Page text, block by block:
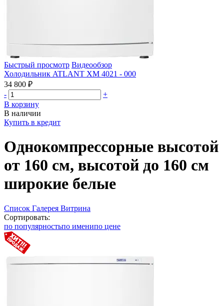
Быстрый просмотр Видеообзор
Холодильник ATLANT ХМ 4021 - 000
34 800 ₽
-
+
В корзину
В наличии
Купить в кредит
Однокомпрессорные высотой
от 160 см, высотой до 160 см
широкие белые
Список Галерея Витрина
Сортировать:
по популярностьпо именипо цене